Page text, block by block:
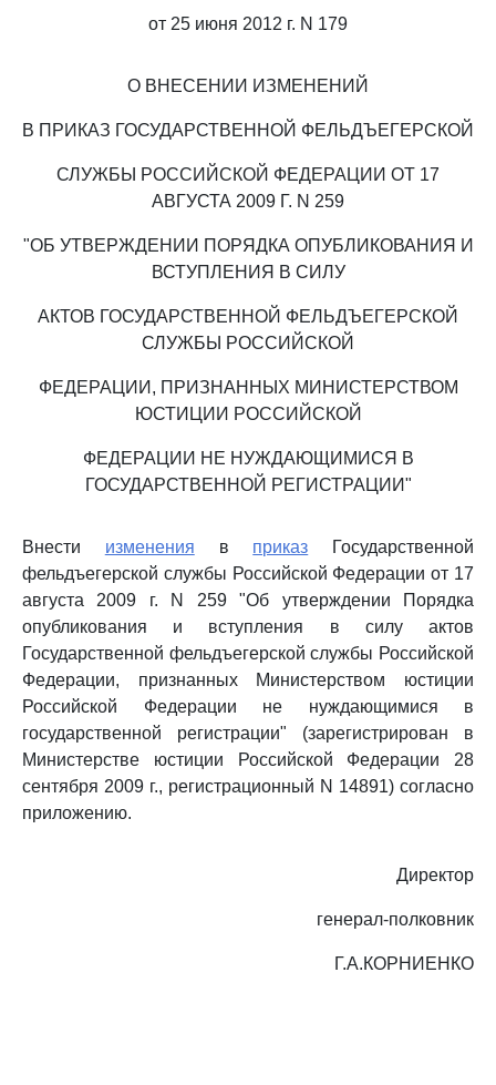
от 25 июня 2012 г. N 179
О ВНЕСЕНИИ ИЗМЕНЕНИЙ
В ПРИКАЗ ГОСУДАРСТВЕННОЙ ФЕЛЬДЪЕГЕРСКОЙ
СЛУЖБЫ РОССИЙСКОЙ ФЕДЕРАЦИИ ОТ 17
АВГУСТА 2009 Г. N 259
"ОБ УТВЕРЖДЕНИИ ПОРЯДКА ОПУБЛИКОВАНИЯ И
ВСТУПЛЕНИЯ В СИЛУ
АКТОВ ГОСУДАРСТВЕННОЙ ФЕЛЬДЪЕГЕРСКОЙ
СЛУЖБЫ РОССИЙСКОЙ
ФЕДЕРАЦИИ, ПРИЗНАННЫХ МИНИСТЕРСТВОМ
ЮСТИЦИИ РОССИЙСКОЙ
ФЕДЕРАЦИИ НЕ НУЖДАЮЩИМИСЯ В
ГОСУДАРСТВЕННОЙ РЕГИСТРАЦИИ"
Внести изменения в приказ Государственной
фельдъегерской службы Российской Федерации от 17
августа 2009 г. N 259 "Об утверждении Порядка
опубликования и вступления в силу актов
Государственной фельдъегерской службы Российской
Федерации, признанных Министерством юстиции
Российской Федерации не нуждающимися в
государственной регистрации" (зарегистрирован в
Министерстве юстиции Российской Федерации 28
сентября 2009 г., регистрационный N 14891) согласно
приложению.
Директор
генерал-полковник
Г.А.КОРНИЕНКО